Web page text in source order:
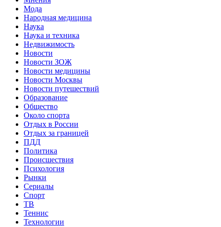
Мода
Народная медицина
Наука
Наука и техника
Недвижимость
Новости
Новости ЗОЖ
Новости медицины
Новости Москвы
Новости путешествий
Образование
Общество
Около спорта
Отдых в России
Отдых за границей
ПДД
Политика
Происшествия
Психология
Рынки
Сериалы
Спорт
ТВ
Теннис
Технологии